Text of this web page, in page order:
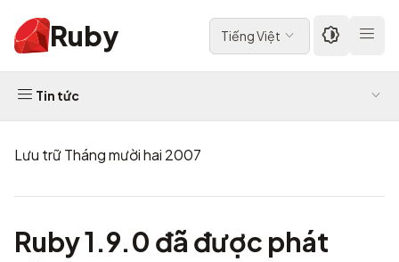
Ruby Tiếng Việt
Tin tức
Lưu trữ Tháng mười hai 2007
Ruby 1.9.0 đã được phát